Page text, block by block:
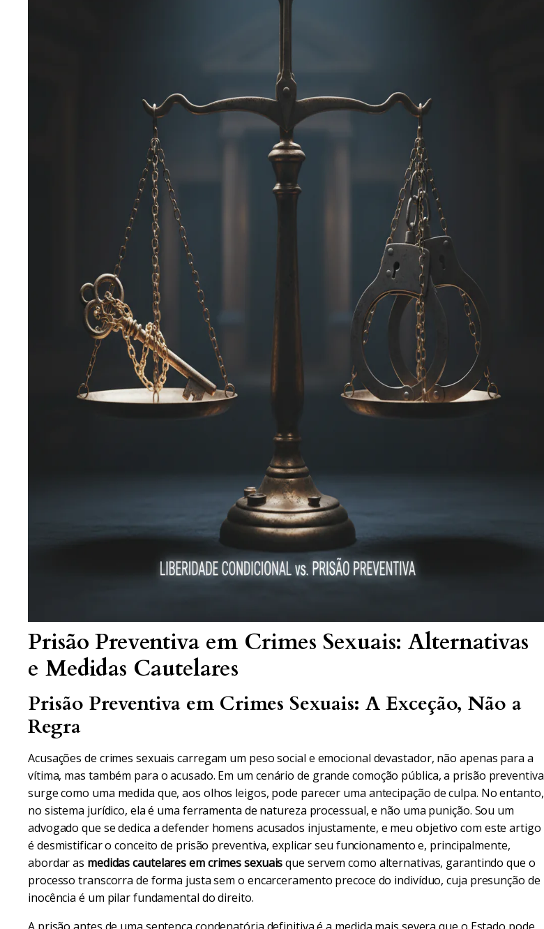
Prisão Preventiva em Crimes Sexuais: Alternativas
e Medidas Cautelares
Prisão Preventiva em Crimes Sexuais: A Exceção, Não a
Regra
Acusações de crimes sexuais carregam um peso social e emocional devastador, não apenas para a
vítima, mas também para o acusado. Em um cenário de grande comoção pública, a prisão preventiva
surge como uma medida que, aos olhos leigos, pode parecer uma antecipação de culpa. No entanto,
no sistema jurídico, ela é uma ferramenta de natureza processual, e não uma punição. Sou um
advogado que se dedica a defender homens acusados injustamente, e meu objetivo com este artigo
é desmistificar o conceito de prisão preventiva, explicar seu funcionamento e, principalmente,
abordar as medidas cautelares em crimes sexuaisque servem como alternativas, garantindo que o
processo transcorra de forma justa sem o encarceramento precoce do indivíduo, cuja presunção de
inocência é um pilar fundamental do direito.